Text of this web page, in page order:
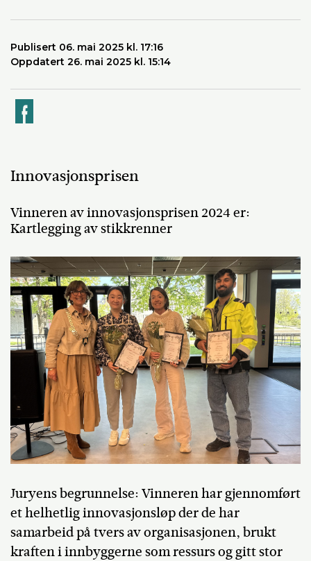
Publisert 06. mai 2025 kl. 17:16
Oppdatert 26. mai 2025 kl. 15:14
Innovasjonsprisen
Vinneren av innovasjonsprisen 2024 er:
Kartlegging av stikkrenner
Juryens begrunnelse: Vinneren har gjennomført
et helhetlig innovasjonsløp der de har
samarbeid på tvers av organisasjonen, brukt
kraften i innbyggerne som ressurs og gitt stor